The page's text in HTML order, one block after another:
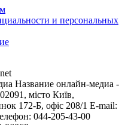
и персональных
Название онлайн-медиа -
місто Київ,
172-Б, офіс 208/1 E-mail:
044-205-43-00